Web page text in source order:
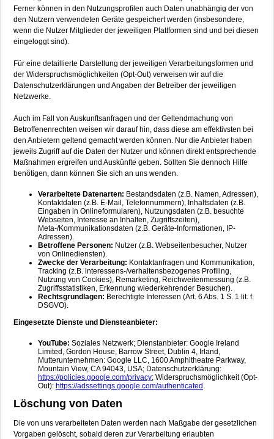
Ferner können in den Nutzungsprofilen auch Daten unabhängig der von
den Nutzern verwendeten Geräte gespeichert werden (insbesondere,
wenn die Nutzer Mitglieder der jeweiligen Plattformen sind und bei diesen
eingeloggt sind).
Für eine detaillierte Darstellung der jeweiligen Verarbeitungsformen und
der Widerspruchsmöglichkeiten (Opt-Out) verweisen wir auf die
Datenschutzerklärungen und Angaben der Betreiber der jeweiligen
Netzwerke.
Auch im Fall von Auskunftsanfragen und der Geltendmachung von
Betroffenenrechten weisen wir darauf hin, dass diese am effektivsten bei
den Anbietern geltend gemacht werden können. Nur die Anbieter haben
jeweils Zugriff auf die Daten der Nutzer und können direkt entsprechende
Maßnahmen ergreifen und Auskünfte geben. Sollten Sie dennoch Hilfe
benötigen, dann können Sie sich an uns wenden.
Verarbeitete Datenarten: Bestandsdaten (z.B. Namen, Adressen),
Kontaktdaten (z.B. E-Mail, Telefonnummern), Inhaltsdaten (z.B.
Eingaben in Onlineformularen), Nutzungsdaten (z.B. besuchte
Webseiten, Interesse an Inhalten, Zugriffszeiten),
Meta-/Kommunikationsdaten (z.B. Geräte-Informationen, IP-
Adressen).
Betroffene Personen: Nutzer (z.B. Webseitenbesucher, Nutzer
von Onlinediensten).
Zwecke der Verarbeitung: Kontaktanfragen und Kommunikation,
Tracking (z.B. interessens-/verhaltensbezogenes Profiling,
Nutzung von Cookies), Remarketing, Reichweitenmessung (z.B.
Zugriffsstatistiken, Erkennung wiederkehrender Besucher).
Rechtsgrundlagen: Berechtigte Interessen (Art. 6 Abs. 1 S. 1 lit. f.
DSGVO).
Eingesetzte Dienste und Diensteanbieter:
YouTube: Soziales Netzwerk; Dienstanbieter: Google Ireland
Limited, Gordon House, Barrow Street, Dublin 4, Irland,
Mutterunternehmen: Google LLC, 1600 Amphitheatre Parkway,
Mountain View, CA 94043, USA; Datenschutzerklärung:
https://policies.google.com/privacy; Widerspruchsmöglichkeit (Opt-
Out): https://adssettings.google.com/authenticated
Löschung von Daten
Die von uns verarbeiteten Daten werden nach Maßgabe der gesetzlichen
Vorgaben gelöscht, sobald deren zur Verarbeitung erlaubten